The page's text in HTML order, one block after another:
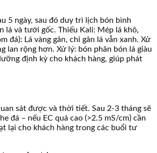
5 ngày, sau đó duy trì lịch bón bình
lá và tưới gốc. Thiếu Kali: Mép lá khô,
đá): Lá vàng gân, chỉ gân lá vẫn xanh. Xử
lan rộng hơn. Xử lý: bón phân bón lá giàu
định kỳ cho khách hàng, giúp phát
sát được và thời tiết. Sau 2-3 tháng sẽ
đá – nếu EC quá cao (>2.5 mS/cm) cần
lại cho khách hàng trong các buổi tư